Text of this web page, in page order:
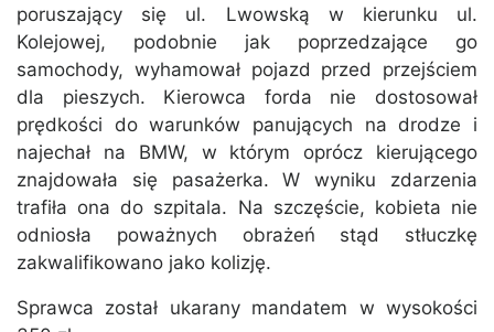
poruszający się ul. Lwowską w kierunku ul.
Kolejowej, podobnie jak poprzedzające go
samochody, wyhamował pojazd przed przejściem
dla pieszych. Kierowca forda nie dostosował
prędkości do warunków panujących na drodze i
najechał na BMW, w którym oprócz kierującego
znajdowała się pasażerka. W wyniku zdarzenia
trafiła ona do szpitala. Na szczęście, kobieta nie
odniosła poważnych obrażeń stąd stłuczkę
zakwalifikowano jako kolizję.
Sprawca został ukarany mandatem w wysokości